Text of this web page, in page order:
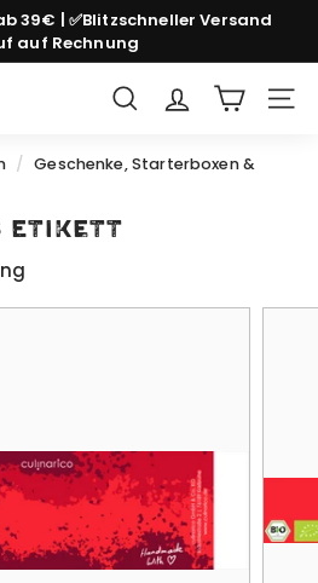
Pause
39€ | ✅Blitzschneller Versand
auf Rechnung
Suche
/
Geschenke, Starterboxen &
Etikett